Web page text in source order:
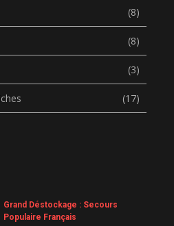
(8)
(8)
(3)
(17)
Grand Déstockage : Secours
Populaire Français